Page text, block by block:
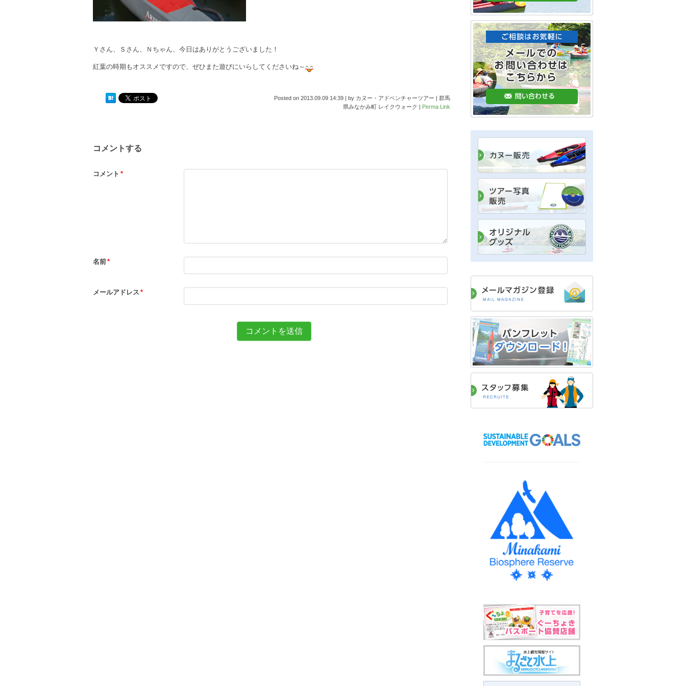
Ｙさん、Ｓさん、Ｎちゃん、今日はありがとうございました！
紅葉の時期もオススメですので、ぜひまた遊びにいらしてくださいね～
Posted on 2013.09.09 14:39 | by カヌー・アドベンチャーツアー | 群馬
県みなかみ町 レイクウォーク | Perma Link
コメントする
コメント *
名前*
メールアドレス *